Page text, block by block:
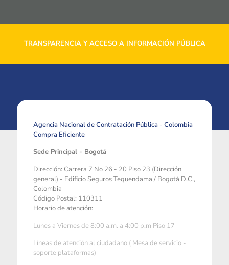
TRANSPARENCIA Y ACCESO A INFORMACIÓN PÚBLICA
Agencia Nacional de Contratación Pública - Colombia
Compra Eficiente
Sede Principal - Bogotá
Dirección: Carrera 7 No 26 - 20 Piso 23 (Dirección
general) - Edificio Seguros Tequendama / Bogotá D.C.,
Colombia
Código Postal: 110311
Horario de atención:
Lunes a Viernes de 8:00 a.m. a 4:00 p.m Piso 17
Líneas de atención al ciudadano ( Mesa de servicio -
soporte plataformas)